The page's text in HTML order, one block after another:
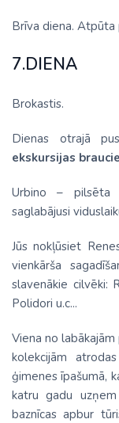
Brīva diena. Atpūta
7.DIENA
Brokastis.
Dienas otrajā
ekskursijas
Urbino – pilsēta
saglabājusi
Jūs nokļūsiet
vienkārša
slavenākie cilvēki:
Polidori u.c...
Viena no
kolekcijām
ģimenes īpašumā,
katru gadu
baznīcas apbur